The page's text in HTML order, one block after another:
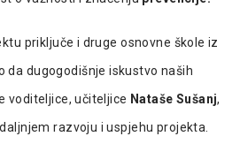
priključe i druge osnovne škole iz
da dugogodišnje iskustvo naših
voditeljice, učiteljice Nataše Sušanj,
razvoju i uspjehu projekta.